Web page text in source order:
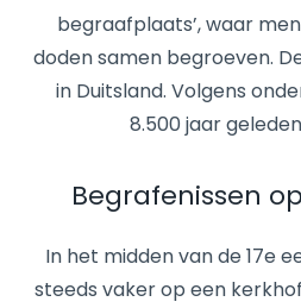
begraafplaats’, waar
doden samen begroeven.
in Duitsland. Volgens
8.500 jaar
Begrafenissen
In het midden van de 17e
steeds vaker op een